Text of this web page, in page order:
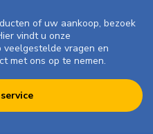
of uw aankoop, bezoek
vindt u onze
vragen en
met ons op te nemen.